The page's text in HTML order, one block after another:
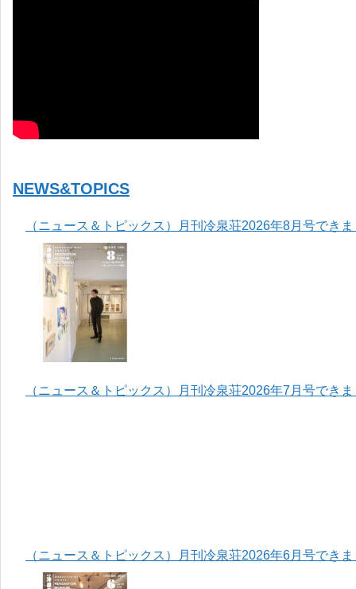
NEWS&TOPICS
（ニュース＆トピックス）月刊冷泉荘2026年8月号でき
（ニュース＆トピックス）月刊冷泉荘2026年7月号でき
（ニュース＆トピックス）月刊冷泉荘2026年6月号でき